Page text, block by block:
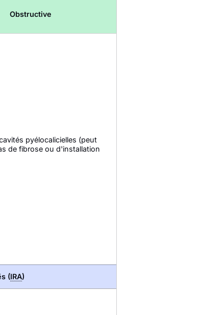
Obstructive
pyélocalicielles (peut
de fibrose ou d'installation
(IRA)